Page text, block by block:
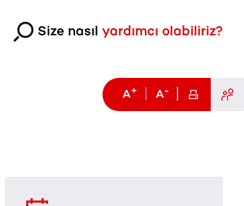
Size nasıl yardımcı olabiliriz?
A+ A-